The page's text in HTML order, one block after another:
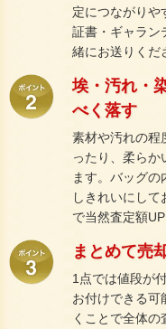
定につながりや
証書・ギャラン
緒にお送りくだ
埃・汚れ・
べく落す
素材や汚れの程
ったり、柔らか
ます。バッグ
しきれいにし
で当然査定額
まとめて売
1点では値段が
お付けできる可
くことで全体